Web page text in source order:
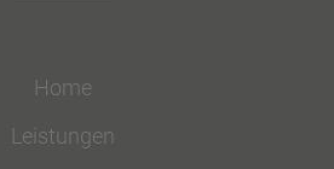
Home
Leistungen